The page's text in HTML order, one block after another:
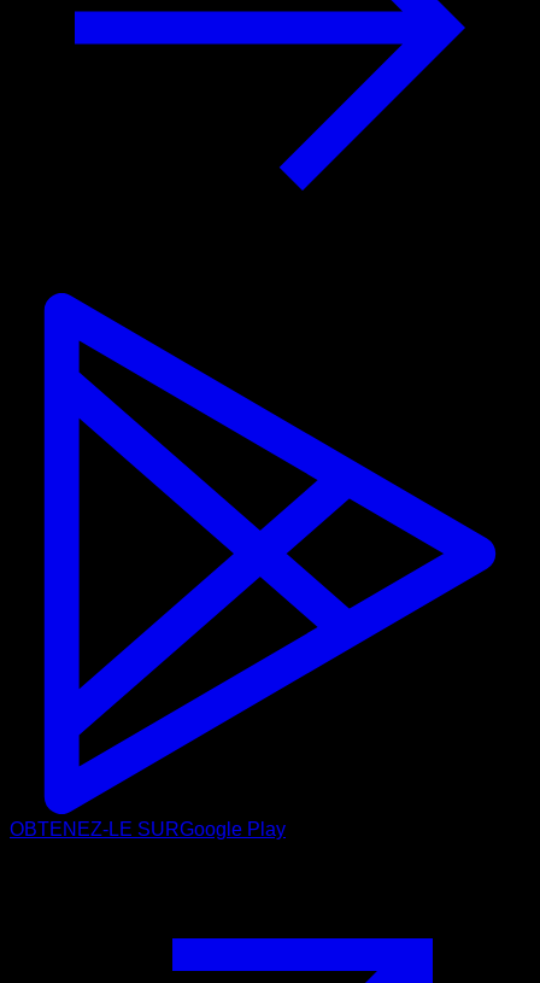
OBTENEZ-LE SURGoogle Play